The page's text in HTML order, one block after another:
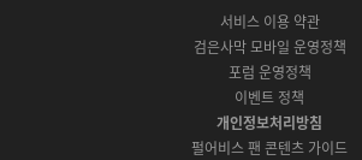
o
k
b
e
r
a
p
S
t
o
r
e
a
t
S
e
서비스 이용 약관
검은사막 모바일 운영정책
포럼 운영정책
이벤트 정책
개인정보처리방침
펄어비스 팬 콘텐츠 가이드